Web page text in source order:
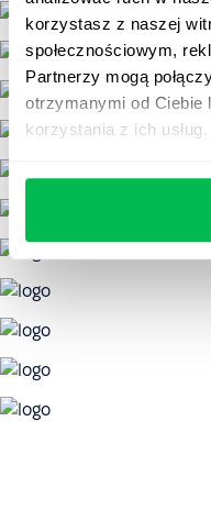
korzystasz z naszej
społecznościowym,
Partnerzy mogą
otrzymanymi od Ciebie
korzystania z ich usług.